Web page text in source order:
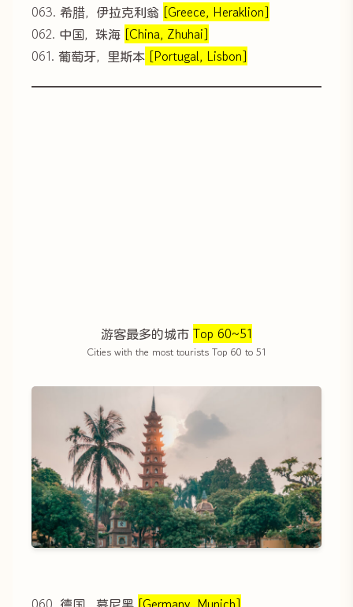
063. 希腊，伊拉克利翁 [Greece, Heraklion]
062. 中国，珠海 [China, Zhuhai]
061. 葡萄牙，里斯本 [Portugal, Lisbon]
游客最多的城市 Top 60~51
Cities with the most tourists Top 60 to 51